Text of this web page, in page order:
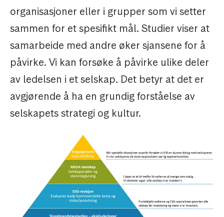
organisasjoner eller i grupper som vi setter
sammen for et spesifikt mål. Studier viser at
samarbeide med andre øker sjansene for å
påvirke. Vi kan forsøke å påvirke ulike deler
av ledelsen i et selskap. Det betyr at det er
avgjørende å ha en grundig forståelse av
selskapets strategi og kultur.